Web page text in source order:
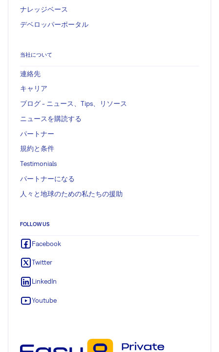
ナレッジベース
デベロッパーポータル
当社について
連絡先
キャリア
ブログ - ニュース、Tips、リソース
ニュースを購読する
パートナー
規約と条件
Testimonials
パートナーになる
人々と地球のための私たちの援助
FOLLOW US
Facebook
Twitter
LinkedIn
Youtube